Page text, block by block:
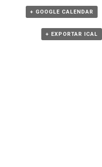
+ GOOGLE CALENDAR
+ EXPORTAR ICAL